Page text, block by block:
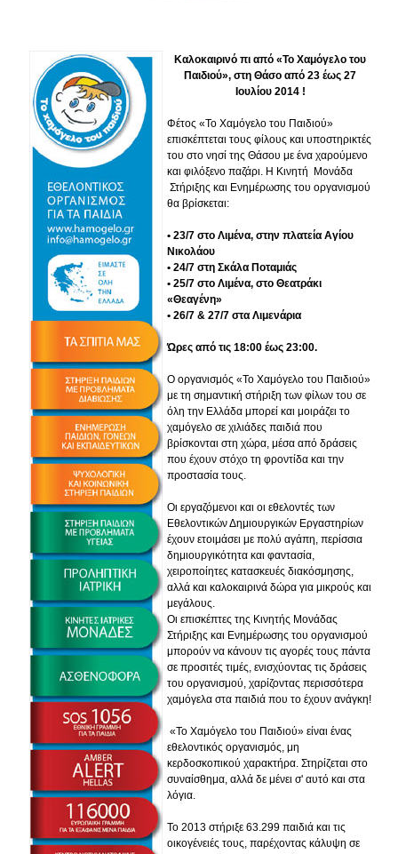
Καλοκαιρινό πι από «Το Χαμόγελο του
Παιδιού», στη Θάσο από 23 έως 27
Ιουλίου 2014 !
Φέτος «Το Χαμόγελο του Παιδιού»
επισκέπτεται τους φίλους και υποστηρικτές
του στο νησί της Θάσου με ένα χαρούμενο
και φιλόξενο παζάρι. Η Κινητή Μονάδα
Στήριξης και Ενημέρωσης του οργανισμού
θα βρίσκεται:
• 23/7 στο Λιμένα, στην πλατεία Αγίου
Νικολάου
• 24/7 στη Σκάλα Ποταμιάς
• 25/7 στο Λιμένα, στο Θεατράκι
«Θεαγένη»
• 26/7 & 27/7 στα Λιμενάρια
Ώρες από τις 18:00 έως 23:00.
Ο οργανισμός «Το Χαμόγελο του Παιδιού»
με τη σημαντική στήριξη των φίλων του σε
όλη την Ελλάδα μπορεί και μοιράζει το
χαμόγελο σε χιλιάδες παιδιά που
βρίσκονται στη χώρα, μέσα από δράσεις
που έχουν στόχο τη φροντίδα και την
προστασία τους.
Οι εργαζόμενοι και οι εθελοντές των
Εθελοντικών Δημιουργικών Εργαστηρίων
έχουν ετοιμάσει με πολύ αγάπη, περίσσια
δημιουργικότητα και φαντασία,
χειροποίητες κατασκευές διακόσμησης,
αλλά και καλοκαιρινά δώρα για μικρούς και
μεγάλους.
Οι επισκέπτες της Κινητής Μονάδας
Στήριξης και Ενημέρωσης του οργανισμού
μπορούν να κάνουν τις αγορές τους πάντα
σε προσιτές τιμές, ενισχύοντας τις δράσεις
του οργανισμού, χαρίζοντας περισσότερα
χαμόγελα στα παιδιά που το έχουν ανάγκη!
«Το Χαμόγελο του Παιδιού» είναι ένας
εθελοντικός οργανισμός, μη
κερδοσκοπικού χαρακτήρα. Στηρίζεται στο
συναίσθημα, αλλά δε μένει σ' αυτό και στα
λόγια.
Το 2013 στήριξε 63.299 παιδιά και τις
οικογένειές τους, παρέχοντας κάλυψη σε